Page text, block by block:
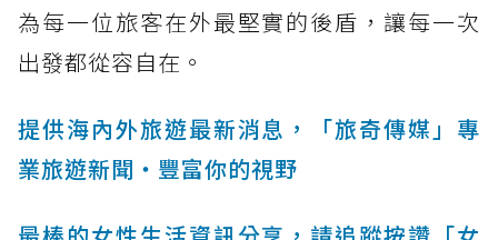
為每一位旅客在外最堅實的後盾，讓每一次
出發都從容自在。
提供海內外旅遊最新消息，「旅奇傳媒」專
業旅遊新聞‧豐富你的視野